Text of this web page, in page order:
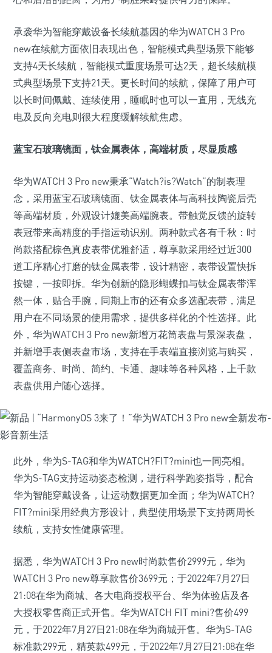
承袭华为智能穿戴设备长续航基因的华为WATCH 3 Pro
new在续航方面依旧表现出色，智能模式典型场景下能够
支持4天长续航，智能模式重度场景可达2天，超长续航模
式典型场景下支持21天。更长时间的续航，保障了用户可
以长时间佩戴、连续使用，睡眠时也可以一直用，无线充
电及反向充电则很大程度缓解续航焦虑。
蓝宝石玻璃镜面 ， 钛金属表体， 高端材质 ， 尽显质感
华为WATCH 3 Pro new秉承“Watch?is?Watch”的制表理
念，采用蓝宝石玻璃镜面、钛金属表体与高科技陶瓷后壳
等高端材质，外观设计媲美高端腕表。带触觉反馈的旋转
表冠带来高精度的手指运动识别。两种款式各有千秋：时
尚款搭配棕色真皮表带优雅舒适，尊享款采用经过近300
道工序精心打磨的钛金属表带，设计精密，表带设置快拆
按键，一按即拆。华为创新的隐形蝴蝶扣与钛金属表带浑
然一体，贴合手腕，同期上市的还有众多选配表带，满足
用户在不同场景的使用需求，提供多样化的个性选择。此
外，华为WATCH 3 Pro new新增万花筒表盘与景深表盘，
并新增手表侧表盘市场，支持在手表端直接浏览与购买，
覆盖商务、时尚、简约、卡通、趣味等各种风格，上千款
表盘供用户随心选择。
此外，华为S-TAG和华为WATCH?FIT?mini也一同亮相。
华为S-TAG支持运动姿态检测，进行科学跑姿指导，配合
华为智能穿戴设备，让运动数据更加全面；华为WATCH?
FIT?mini采用经典方形设计，典型使用场景下支持两周长
续航，支持女性健康管理。
据悉，华为WATCH 3 Pro new时尚款售价2999元，华为
WATCH 3 Pro new尊享款售价3699元；于2022年7月27日
21:08在华为商城、各大电商授权平台、华为体验店及各
大授权零售商正式开售。华为WATCH FIT mini?售价499
元，于2022年7月27日21:08在华为商城开售。华为S-TAG
标准款299元，精英款499元，于2022年7月27日21:08在华